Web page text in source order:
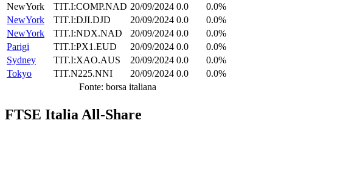
NewYork
TIT.I:COMP.NAD 20/09/2024 0.0
0.0%
NewYork
TIT.I:DJI.DJD 20/09/2024 0.0
0.0%
NewYork
TIT.I:NDX.NAD 20/09/2024 0.0
0.0%
Parigi
TIT.I:PX1.EUD 20/09/2024 0.0
0.0%
Sydney
TIT.I:XAO.AUS 20/09/2024 0.0
0.0%
Tokyo
TIT.N225.NNI 20/09/2024 0.0
0.0%
Fonte: borsa italiana
FTSE Italia All-Share